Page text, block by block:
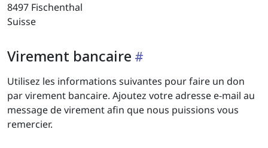
8497 Fischenthal
Suisse
Virement bancaire
Utilisez les informations suivantes pour faire un don
par virement bancaire. Ajoutez votre adresse e-mail au
message de virement afin que nous puissions vous
remercier.